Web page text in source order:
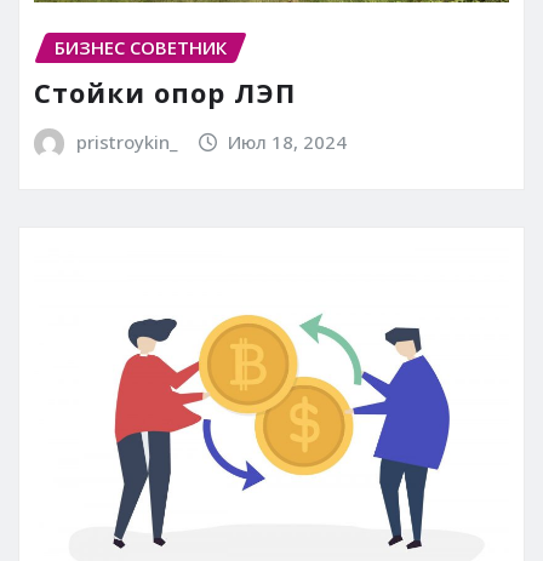
БИЗНЕС СОВЕТНИК
Стойки опор ЛЭП
pristroykin_ Июл 18, 2024